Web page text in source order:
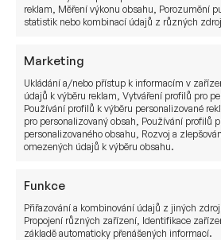
reklam, Měření výkonu obsahu, Porozumění
statistik nebo kombinací údajů z různých
Marketing
Ukládání a/nebo přístup k informacím v
údajů k výběru reklam, Vytváření profilů pro
Používání profilů k výběru personalizované
pro personalizovaný obsah, Používání profilů
personalizovaného obsahu, Rozvoj a
omezených údajů k výběru obsahu.
Funkce
Přiřazování a kombinování údajů z jiných
Propojení různých zařízení, Identifikace
základě automaticky přenášených informací.
stavebního spoření na úkor
podílových fondů, což je
Jan Sušánka 12. 1. 2017